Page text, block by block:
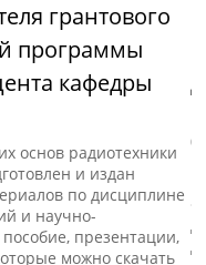
грантового
программы
кафедры
основ радиотехники
и издан
по дисциплине
и научно-
пособие, презентации,
можно скачать